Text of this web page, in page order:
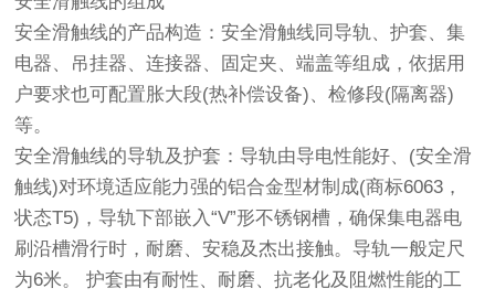
安全滑触线的产品构造：安全滑触线同导轨、护套、集
电器、吊挂器、连接器、固定夹、端盖等组成，依据用
户要求也可配置胀大段(热补偿设备)、检修段(隔离器)
等。
安全滑触线的导轨及护套：导轨由导电性能好、(安全滑
触线)对环境适应能力强的铝合金型材制成(商标6063，
状态T5)，导轨下部嵌入“V”形不锈钢槽，确保集电器电
刷沿槽滑行时，耐磨、安稳及杰出接触。导轨一般定尺
为6米。 护套由有耐性、耐磨、抗老化及阻燃性能的工